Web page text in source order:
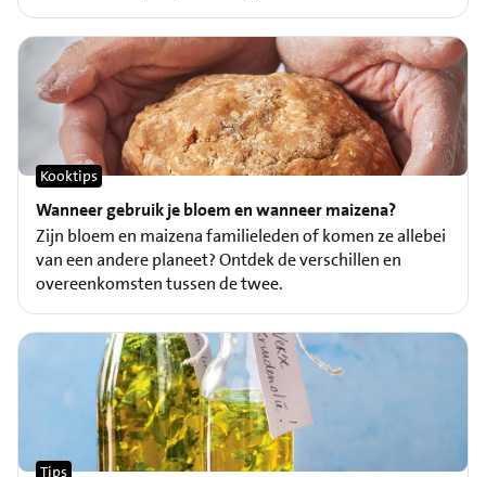
Wanneer gebruik je bloem en wanneer maizena?
Kooktips
Zijn bloem en maizena familieleden of komen ze allebei
van een andere planeet? Ontdek de verschillen en
overeenkomsten tussen de twee.
Tips